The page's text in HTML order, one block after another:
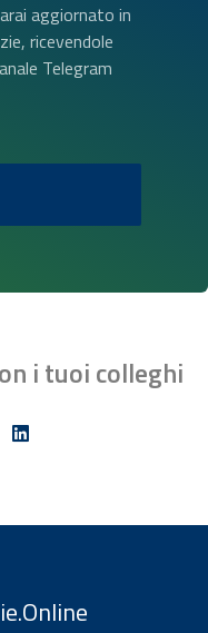
aggiornato in
ricevendole
Telegram
i tuoi colleghi